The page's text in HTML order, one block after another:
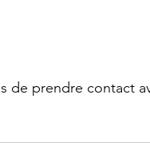
de prendre contact